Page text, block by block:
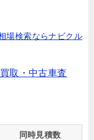
場検索ならナビクル
取・中古車査
同時見積数